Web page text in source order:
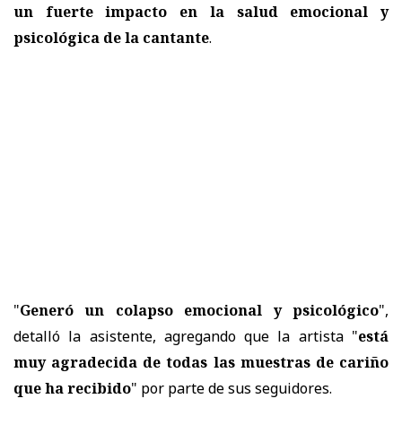
un fuerte impacto en la salud emocional y
psicológica de la cantante.
"Generó un colapso emocional y psicológico",
detalló la asistente, agregando que la artista "está
muy agradecida de todas las muestras de cariño
que ha recibido" por parte de sus seguidores.